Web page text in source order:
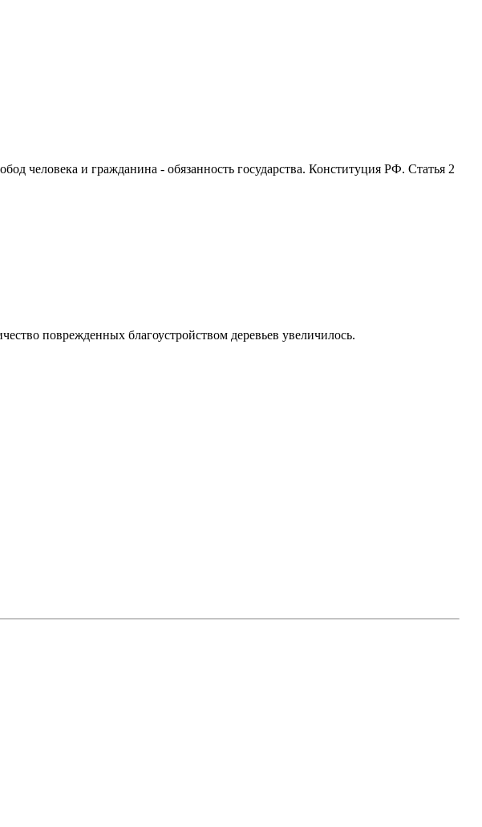
человека и гражданина - обязанность государства. Конституция РФ. Статья 2
поврежденных благоустройством деревьев увеличилось.